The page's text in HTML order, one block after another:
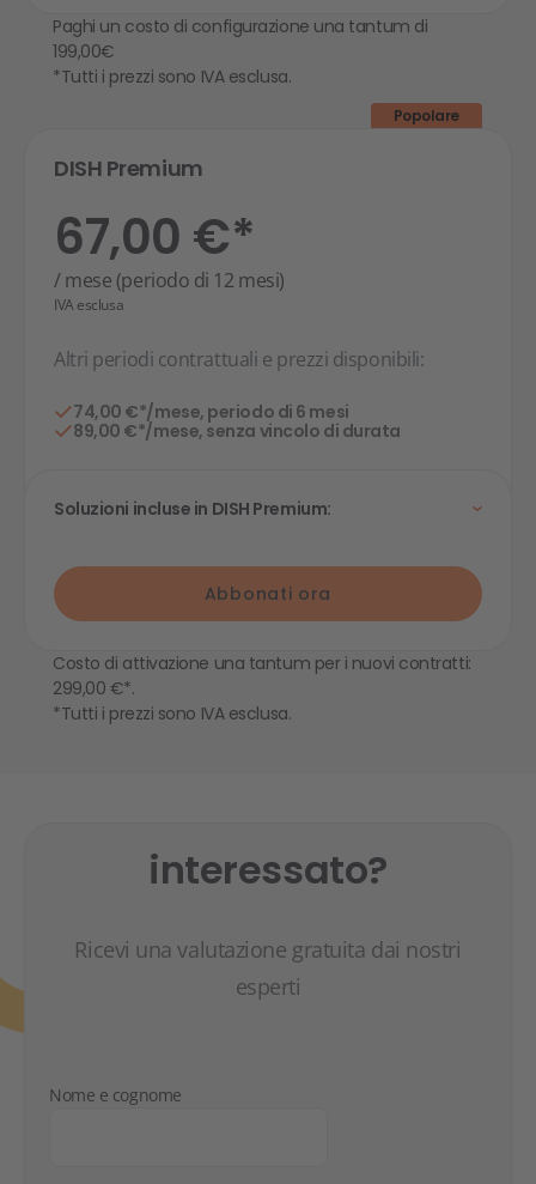
Paghi un costo di configurazione una tantum di
199,00€
*Tutti i prezzi sono IVA esclusa.
DISH Premium
Popolare
67,00 €*
/ mese (periodo di 12 mesi)
IVA esclusa
Altri periodi contrattuali e prezzi disponibili:
74,00 €*/mese, periodo di 6 mesi
89,00 €*/mese, senza vincolo di durata
Soluzioni incluse in DISH Premium:
Abbonati ora
Costo di attivazione una tantum per i nuovi contratti:
299,00 €*.
*Tutti i prezzi sono IVA esclusa.
interessato?
Ricevi una valutazione gratuita dai nostri
esperti
Nome e cognome